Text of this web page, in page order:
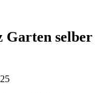
Garten selber